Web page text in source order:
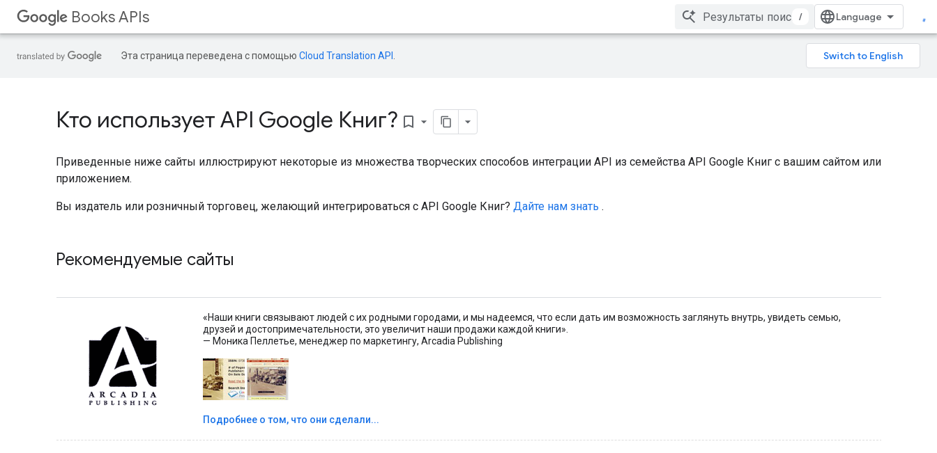
Books APIs /
Эта страница переведена с помощью Cloud Translation API
Кто использует API Google Книг? bookmark_border
Приведенные ниже сайты иллюстрируют некоторые из множества творческих способов интеграции API из семейства API Google Книг с вашим сайтом или
приложением.
Вы издатель или розничный торговец, желающий интегрироваться с API Google Книг? Дайте нам знать .
Рекомендуемые сайты
«Наши книги связывают людей с их родными городами, и мы надеемся, что если дать им возможность заглянуть внутрь, увидеть семью,
друзей и достопримечательности, это увеличит наши продажи каждой книги».
— Моника Пеллетье, менеджер по маркетингу, Arcadia Publishing
Подробнее о том, что они сделали...